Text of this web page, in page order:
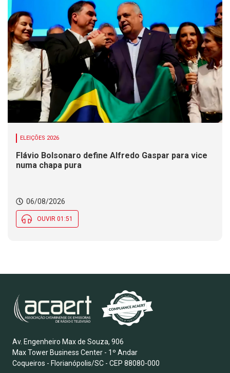
ELEIÇÕES 2026
Flávio Bolsonaro define Alfredo Gaspar para vice
numa chapa pura
06/08/2026
OUVIR 01:51
Av. Engenheiro Max de Souza, 906
Max Tower Business Center - 1º Andar
Coqueiros - Florianópolis/SC - CEP 88080-000